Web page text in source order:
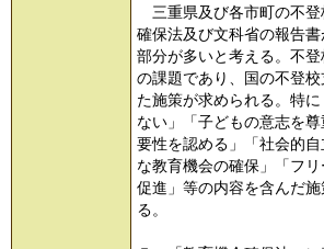
三重県及び各市町の不登
確保法及び文科省の報告
部分が多いと考える。不
の課題であり、国の不登
た施策が求められる。特
ない」「子どもの意志を
要性を認める」「社会的
な教育機会の確保」「フ
促進」等の内容を含んだ
る。